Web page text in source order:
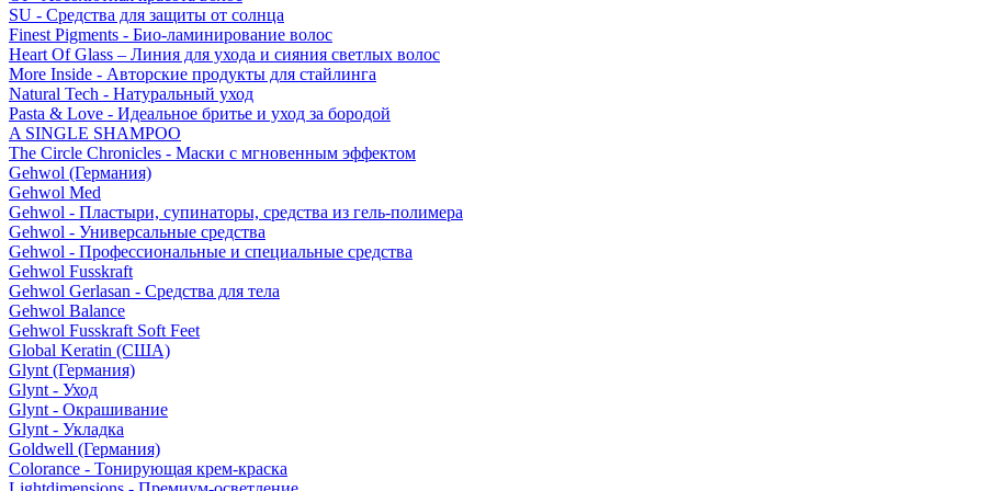
SU - Средства для защиты от солнца
Finest Pigments - Био-ламинирование волос
Heart Of Glass – Линия для ухода и сияния светлых волос
More Inside - Авторские продукты для стайлинга
Natural Tech - Натуральный уход
Pasta & Love - Идеальное бритье и уход за бородой
A SINGLE SHAMPOO
The Circle Chronicles - Маски с мгновенным эффектом
Gehwol (Германия)
Gehwol Med
Gehwol - Пластыри, супинаторы, средства из гель-полимера
Gehwol - Универсальные средства
Gehwol - Профессиональные и специальные средства
Gehwol Fusskraft
Gehwol Gerlasan - Средства для тела
Gehwol Balance
Gehwol Fusskraft Soft Feet
Global Keratin (США)
Glynt (Германия)
Glynt - Уход
Glynt - Окрашивание
Glynt - Укладка
Goldwell (Германия)
Colorance - Тонирующая крем-краска